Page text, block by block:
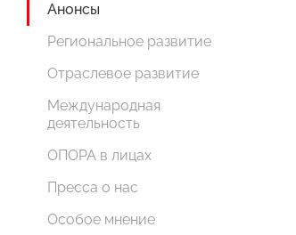
Анонсы
Региональное развитие
Отраслевое развитие
Международная
деятельность
ОПОРА в лицах
Пресса о нас
Особое мнение